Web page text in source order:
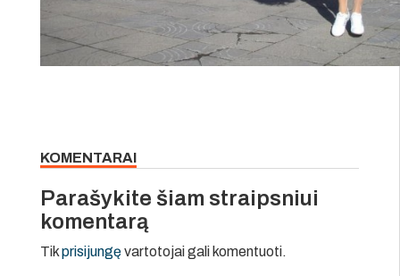
KOMENTARAI
Parašykite šiam straipsniui
komentarą
Tikprisijungęvartotojai gali komentuoti.